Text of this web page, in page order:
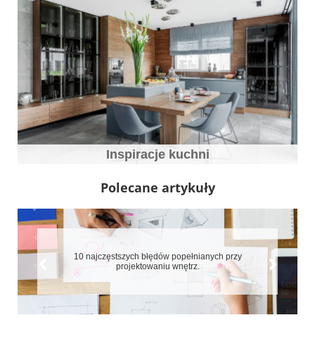
Inspiracje kuchni
Polecane artykuły
10 najczęstszych błędów popełnianych przy
projektowaniu wnętrz.